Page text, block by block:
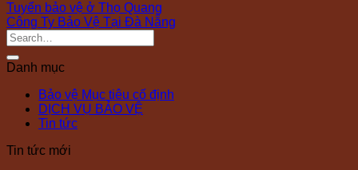
Tuyển bảo vệ ở Thọ Quang
Công Ty Bảo Vệ Tại Đà Nẵng
Danh mục
Bảo vệ Mục tiêu cố định
DỊCH VỤ BẢO VỆ
Tin tức
Tin tức mới